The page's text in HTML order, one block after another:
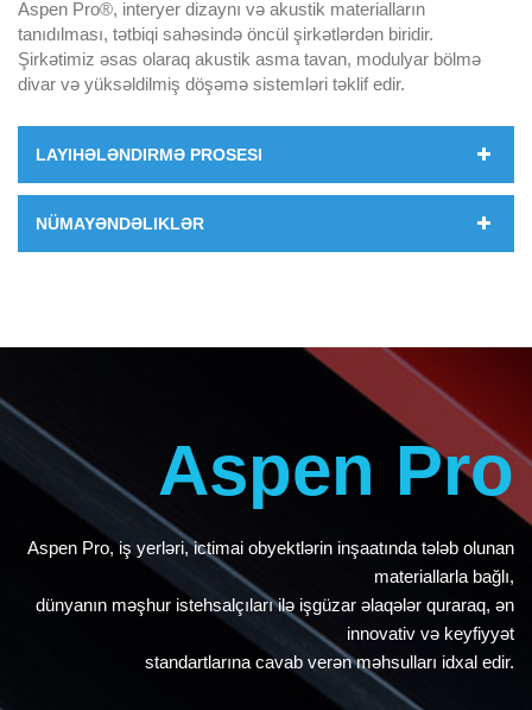
Aspen Pro®, interyer dizaynı və akustik materialların
tanıdılması, tətbiqi sahəsində öncül şirkətlərdən biridir.
Şirkətimiz əsas olaraq akustik asma tavan, modulyar bölmə
divar və yüksəldilmiş döşəmə sistemləri təklif edir.
LAYIHƏLƏNDIRMƏ PROSESI
NÜMAYƏNDƏLIKLƏR
Aspen Pro
Aspen Pro, iş yerləri, ictimai obyektlərin inşaatında tələb olunan
materiallarla bağlı,
dünyanın məşhur istehsalçıları ilə işgüzar əlaqələr quraraq, ən
innovativ və keyfiyyət
standartlarına cavab verən məhsulları idxal edir.